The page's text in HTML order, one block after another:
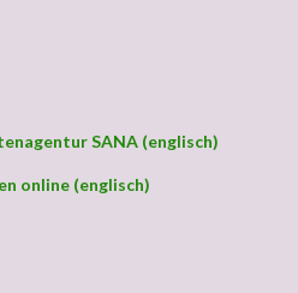
SANA (englisch)
online (englisch)